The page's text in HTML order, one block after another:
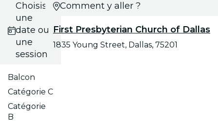
Choisis
une
date ou
une
session
Balcon
Catégorie C
Catégorie
B
Comment y aller ?
First Presbyterian Church of Dallas
1835 Young Street, Dallas, 75201